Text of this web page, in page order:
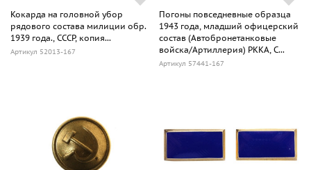
Кокарда на головной убор
рядового состава милиции обр.
1939 года., СССР, копия...
Артикул 52013-167
Погоны повседневные образца
1943 года, младший офицерский
состав (Автобронетанковые
войска/Артиллерия) РККА, С...
Артикул 57441-167